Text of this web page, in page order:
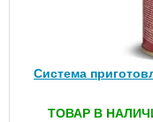
Система
ТОВАР В